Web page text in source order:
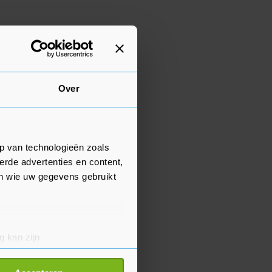
Over
van technologieën zoals
advertenties en content,
wie uw gegevens gebruikt
kan zijn
detailgedeelte